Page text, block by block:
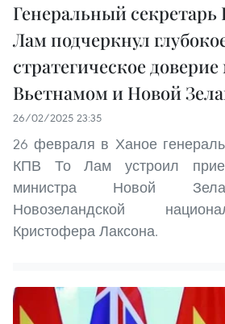
Генеральный
Лам подчеркнул
стратегическое
Вьетнамом и Новой
26/02/2025 23:35
26 февраля в Ханое
КПВ То Лам устроил
министра Новой
Новозеландской
Кристофера Лаксона.